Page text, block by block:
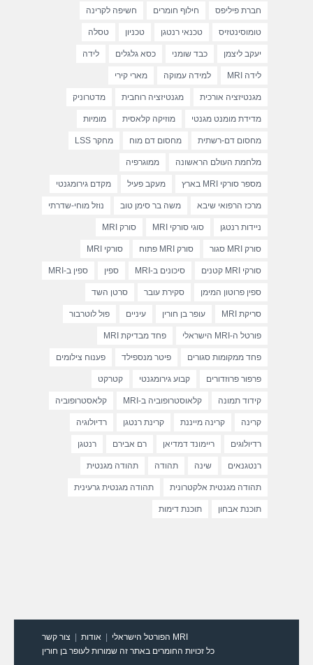
חברת פיליפס חילוף חומרים חשיפה לקרינה
טומוסינטזיס טכנאי רנטגן טכניון טסלה
יעקב ליצמן כבד שומני כסא גלגלים לידה
לידה MRI למידה עמוקה מארי קירי
מגנטיזציה אורכית מגנטיזציה רוחבית מדטרוניק
מדידת מומנט מגנטי מוזיקה קלאסית מומיות
מחסום דם-רשתית מחסום דם מוח מחקר LSS
מלחמת העולם הראשונה ממוגרפיה
מספר סורקי MRI בארץ מעקב פעיל מקדם גירומגנטי
מרכז הרפואי שיבא משה בר סימן טוב נוזל מוחי-שדרתי
ניידות רנטגן סוגי סורקי MRI סורק MRI
סורק MRI סגור סורק MRI פתוח סורקי MRI
סורקי MRI קטנים סיכונים ב-MRI ספין ספין ב-MRI
ספין פרוטון המימן סקירת עובר סרטן השד
סריקת MRI עופר בן חורין עיניים פול לוטרבור
פורטל ה-MRI הישראלי פחד מבדיקת MRI
פחד ממקומות סגורים פיטר מנספילד פענוח צילומים
פרפור פרוזדורים קבוע גירומגנטי קטרקט
קידוד תמונה קלאוסטרופוביה ב-MRI קלאסטרופוביה
קרינה קרינה מייננת קרינת רנטגן רדיולוגיה
רדיולוגים ריימונד דמדיאן רם אבירם רנטגן
רנטגנאים שינה תהודה תהודה מגנטית
תהודה מגנטית אלקטרונית תהודה מגנטית גרעינית
תוכנת אבחון תוכנת דימות
צור קשר אודות
MRI הפורטל הישראלי
כל זכויות החומרים באתר זה שמורות לעופר בן חורין